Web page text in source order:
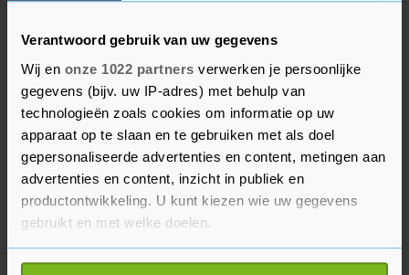
Verantwoord gebruik van uw gegevens
Wij en onze 1022 partners verwerken je persoonlijke
gegevens (bijv. uw IP-adres) met behulp van
technologieën zoals cookies om informatie op uw
apparaat op te slaan en te gebruiken met als doel
gepersonaliseerde advertenties en content, metingen aan
advertenties en content, inzicht in publiek en
productontwikkeling. U kunt kiezen wie uw gegevens
gebruikt en met welke doelen.
Als u het toestaat, willen we ook graag: